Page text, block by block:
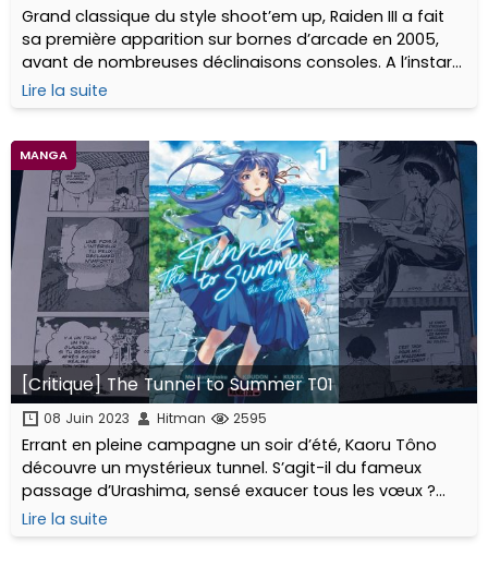
Grand classique du style shoot’em up, Raiden III a fait
sa première apparition sur bornes d’arcade en 2005,
avant de nombreuses déclinaisons consoles. A l’instar
de Raiden IV, NIS America et MOSS nous proposent une
nouvelle édition...
Lire la suite
MANGA
[Critique] The Tunnel to Summer T01
08 Juin 2023 Hitman 2595
Errant en pleine campagne un soir d’été, Kaoru Tôno
découvre un mystérieux tunnel. S’agit-il du fameux
passage d’Urashima, sensé exaucer tous les vœux ?
L’adolescent est déterminé à percer à jour ce secret
afin de ramener celle qu’il aimait le plus...
Lire la suite